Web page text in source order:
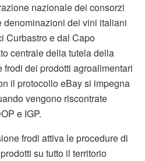
nazionale dei consorzi
denominazioni dei vini italiani
Curbastro e dal Capo
centrale della tutela della
dei prodotti agroalimentari
il protocollo eBay si impegna
vengono riscontrate
e IGP.
frodi attiva le procedure di
su tutto il territorio